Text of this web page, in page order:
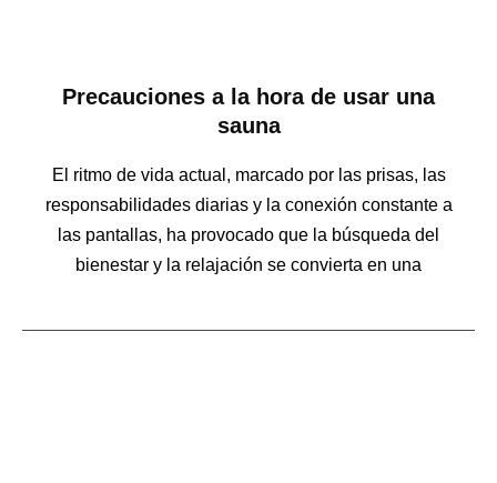
Precauciones a la hora de usar una
sauna
El ritmo de vida actual, marcado por las prisas, las
responsabilidades diarias y la conexión constante a
las pantallas, ha provocado que la búsqueda del
bienestar y la relajación se convierta en una